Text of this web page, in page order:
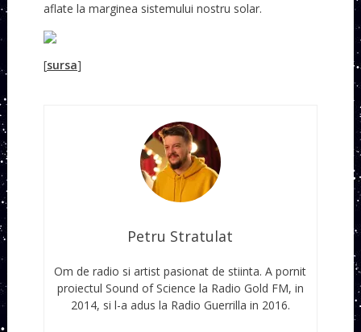
aflate la marginea sistemului nostru solar.
[sursa]
Petru Stratulat
Om de radio si artist pasionat de stiinta. A pornit
proiectul Sound of Science la Radio Gold FM, in
2014, si l-a adus la Radio Guerrilla in 2016.